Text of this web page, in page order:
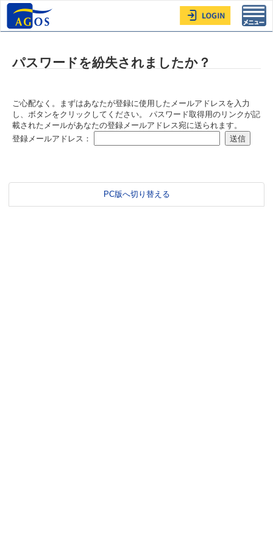
パスワードを紛失されましたか？
ご心配なく。まずはあなたが登録に使用したメールアドレスを入力
し、ボタンをクリックしてください。 パスワード取得用のリンクが記
載されたメールがあなたの登録メールアドレス宛に送られます。
登録メールアドレス：
PC版へ切り替える